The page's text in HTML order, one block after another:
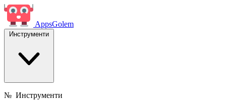
AppsGolem
Инструменти
№ Инструменти